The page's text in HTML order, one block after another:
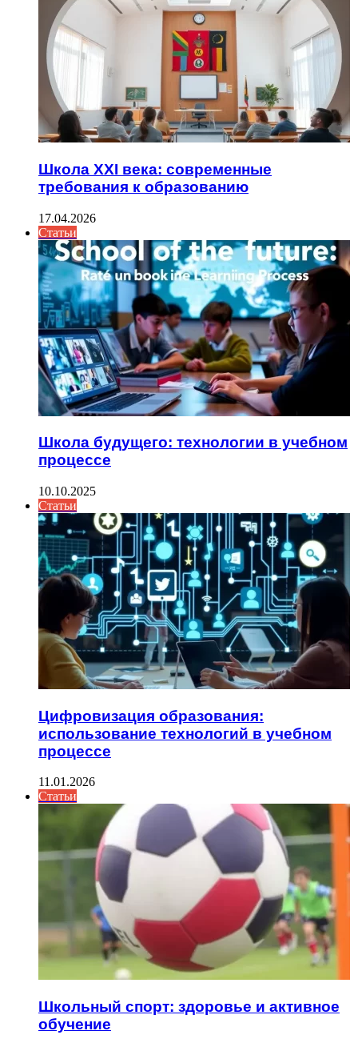
Школа XXI века: современные
требования к образованию
17.04.2026
Статьи
Школа будущего: технологии в учебном
процессе
10.10.2025
Статьи
Цифровизация образования:
использование технологий в учебном
процессе
11.01.2026
Статьи
Школьный спорт: здоровье и активное
обучение